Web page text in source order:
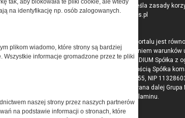
o taktyce, szkoleniu,
umundurowaniu
Regulamin określa zasady
www.special-ops.pl
Korzystanie z portalu jest
z zaakceptowaniem warunków
przez Grupa MEDIUM Spółka z
odpowiedzialnością Spółka
KRS: 0000537655, NIP
146393437 (zwana dalej Grupa
w postaci Regulaminu.
tak, aby blokowała te pliki cookie, ale wtedy
na identyfikację np. osób zalogowanych.
plikom wiadomo, które strony są bardziej
informacje gromadzone przez te pliki
naszej strony przez naszych partnerów
na podstawie informacji o stronach, które